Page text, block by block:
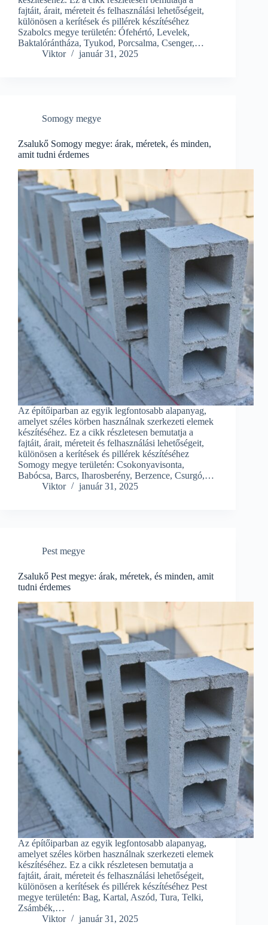
fajtáit, árait, méreteit és felhasználási lehetőségeit,
különösen a kerítések és pillérek készítéséhez
Szabolcs megye területén: Ófehértó, Levelek,
Baktalórántháza, Tyukod, Porcsalma, Csenger,…
Viktor
január 31, 2025
Somogy megye
Zsalukő Somogy megye: árak, méretek, és minden,
amit tudni érdemes
Az építőiparban az egyik legfontosabb alapanyag,
amelyet széles körben használnak szerkezeti elemek
készítéséhez. Ez a cikk részletesen bemutatja a
fajtáit, árait, méreteit és felhasználási lehetőségeit,
különösen a kerítések és pillérek készítéséhez
Somogy megye területén: Csokonyavisonta,
Babócsa, Barcs, Iharosberény, Berzence, Csurgó,…
Viktor
január 31, 2025
Pest megye
Zsalukő Pest megye: árak, méretek, és minden, amit
tudni érdemes
Az építőiparban az egyik legfontosabb alapanyag,
amelyet széles körben használnak szerkezeti elemek
készítéséhez. Ez a cikk részletesen bemutatja a
fajtáit, árait, méreteit és felhasználási lehetőségeit,
különösen a kerítések és pillérek készítéséhez Pest
megye területén: Bag, Kartal, Aszód, Tura, Telki,
Zsámbék,…
Viktor
január 31, 2025